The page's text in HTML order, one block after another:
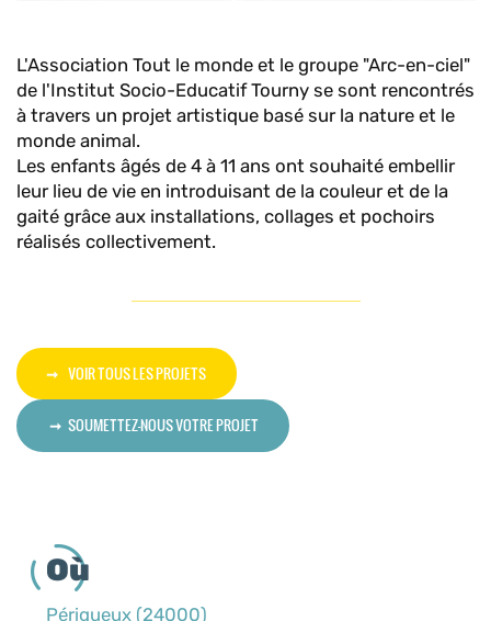
L'Association Tout le monde et le groupe "Arc-en-ciel"
de l'Institut Socio-Educatif Tourny se sont rencontrés
à travers un projet artistique basé sur la nature et le
monde animal.
Les enfants âgés de 4 à 11 ans ont souhaité embellir
leur lieu de vie en introduisant de la couleur et de la
gaité grâce aux installations, collages et pochoirs
réalisés collectivement.
VOIR TOUS LES PROJETS
SOUMETTEZ-NOUS VOTRE PROJET
Où
Périgueux (24000)